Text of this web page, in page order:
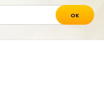
OK